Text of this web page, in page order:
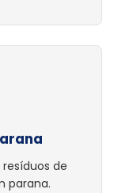
de
parana.